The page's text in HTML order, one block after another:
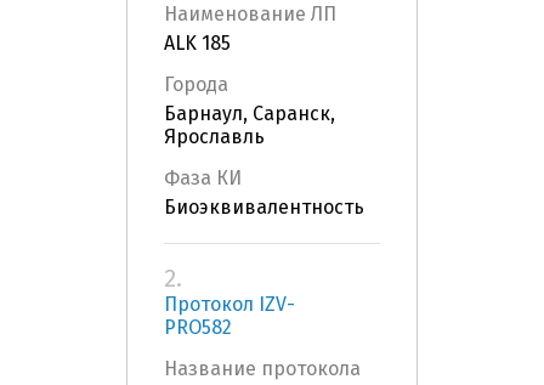
Наименование ЛП
ALK 185
Города
Барнаул, Саранск,
Ярославль
Фаза КИ
Биоэквивалентность
2.
Протокол IZV-
PRO582
Название протокола